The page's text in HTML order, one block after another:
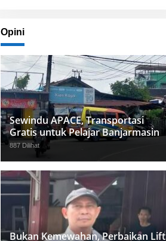
Opini
Sewindu APACE, Transportasi
Gratis untuk Pelajar Banjarmasin
887 Dilihat
Bukan Kemewahan, Perbaikan Lift